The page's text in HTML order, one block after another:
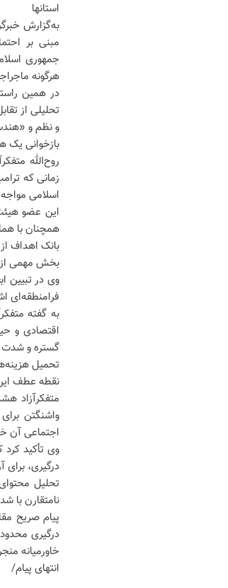
استانها
به‌گزارش
مبنی بر
جمهوری
هرگونه
در همین
تحلیلی از
و نظم و
بازخوانی یک
روح‌الله
زمانی که
اسلامی
این عضو
همچنان با
بانک اهداف
بخش مهمی از
وی در تبیین
فرامنطقه‌ای
به گفته
اقتصادی و
گستره و شدت
تحمیل
نقطه عطف
متفکرآزاد
واشنگتن
اجتماعی آن
وی تأکید
درگیری،
تحلیل
نامتقارن
پیام صریح
درگیری محدود
خاورمیانه
انتهای پیام/